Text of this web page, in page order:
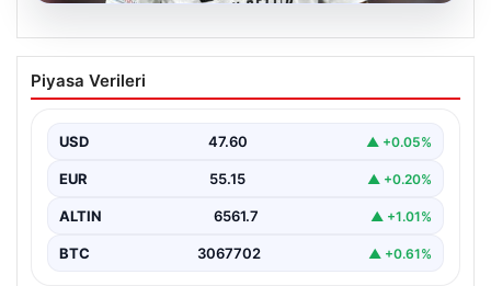
05.08.2026
Beşiktaş’ın sağ kanat arayışında
İspanya rotası: Real Madrid’den sürpriz
Muhammed Salah için sürdürülen görüşmelerin son
alternatif çözümlere hız…
Piyasa Verileri
USD 47.60 ▲ +0.05%
EUR 55.15 ▲ +0.20%
ALTIN 6561.7 ▲ +1.01%
BTC 3067702 ▲ +0.61%